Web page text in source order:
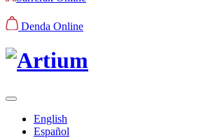
Denda Online
English
Español